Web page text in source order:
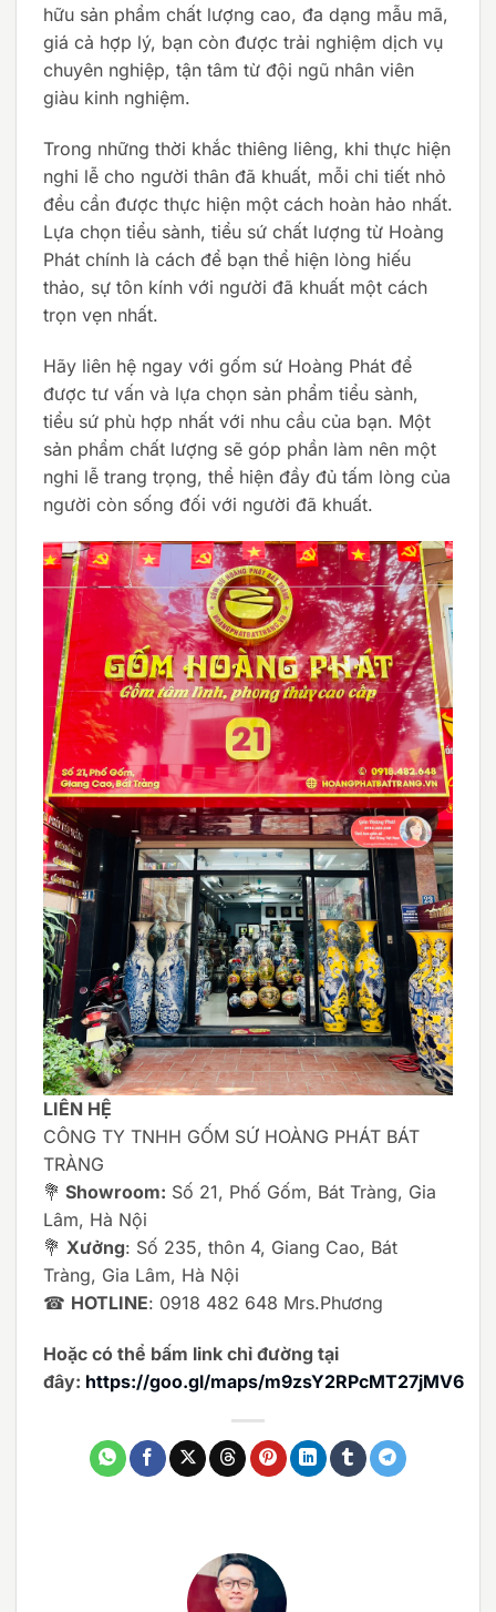
hữu sản phẩm chất lượng cao, đa dạng mẫu mã,
giá cả hợp lý, bạn còn được trải nghiệm dịch vụ
chuyên nghiệp, tận tâm từ đội ngũ nhân viên
giàu kinh nghiệm.
Trong những thời khắc thiêng liêng, khi thực hiện
nghi lễ cho người thân đã khuất, mỗi chi tiết nhỏ
đều cần được thực hiện một cách hoàn hảo nhất.
Lựa chọn tiểu sành, tiểu sứ chất lượng từ Hoàng
Phát chính là cách để bạn thể hiện lòng hiếu
thảo, sự tôn kính với người đã khuất một cách
trọn vẹn nhất.
Hãy liên hệ ngay với gốm sứ Hoàng Phát để
được tư vấn và lựa chọn sản phẩm tiểu sành,
tiểu sứ phù hợp nhất với nhu cầu của bạn. Một
sản phẩm chất lượng sẽ góp phần làm nên một
nghi lễ trang trọng, thể hiện đầy đủ tấm lòng của
người còn sống đối với người đã khuất.
LIÊN HỆ
CÔNG TY TNHH GỐM SỨ HOÀNG PHÁT BÁT
TRÀNG
💐 Showroom: Số 21, Phố Gốm, Bát Tràng, Gia
Lâm, Hà Nội
💐 Xưởng: Số 235, thôn 4, Giang Cao, Bát
Tràng, Gia Lâm, Hà Nội
☎ HOTLINE: 0918 482 648 Mrs.Phương
Hoặc có thể bấm link chỉ đường tại
đây: https://goo.gl/maps/m9zsY2RPcMT27jMV6